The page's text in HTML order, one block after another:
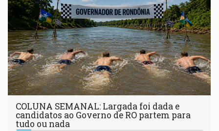
COLUNA SEMANAL: Largada foi dada e
candidatos ao Governo de RO partem para
tudo ou nada